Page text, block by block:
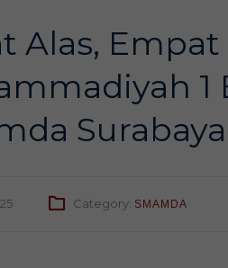
Alas,
1
Surabaya
Category: SMAMDA